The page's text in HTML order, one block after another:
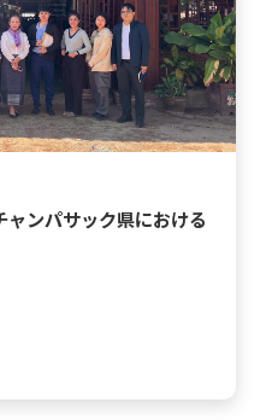
ンパサック県における